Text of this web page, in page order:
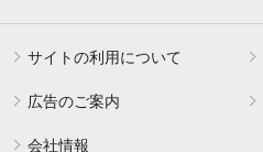
サイトの利用について
広告のご案内
会社情報